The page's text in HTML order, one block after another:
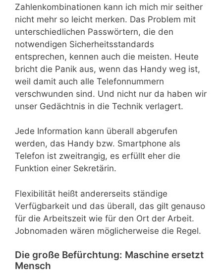
Zahlenkombinationen kann ich mich mir seither
nicht mehr so leicht merken. Das Problem mit
unterschiedlichen Passwörtern, die den
notwendigen Sicherheitsstandards
entsprechen, kennen auch die meisten. Heute
bricht die Panik aus, wenn das Handy weg ist,
weil damit auch alle Telefonnummern
verschwunden sind. Und nicht nur da haben wir
unser Gedächtnis in die Technik verlagert.
Jede Information kann überall abgerufen
werden, das Handy bzw. Smartphone als
Telefon ist zweitrangig, es erfüllt eher die
Funktion einer Sekretärin.
Flexibilität heißt andererseits ständige
Verfügbarkeit und das überall, das gilt genauso
für die Arbeitszeit wie für den Ort der Arbeit.
Jobnomaden wären möglicherweise die Regel.
Die große Befürchtung: Maschine ersetzt
Mensch